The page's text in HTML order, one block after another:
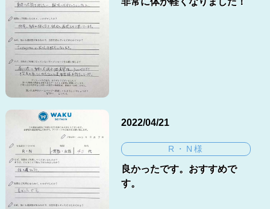
2022/04/21
R・N様
良かったです。おすすめで
す。